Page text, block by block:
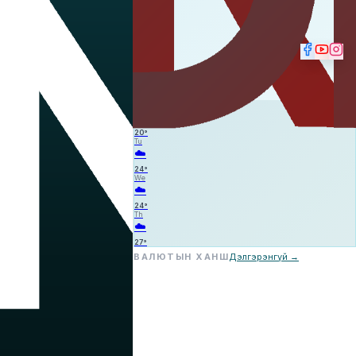
20°
Tu
☁️
24°
We
☁️
24°
Th
☁️
27°
ВАЛЮТЫН ХАНШДэлгэрэнгүй →